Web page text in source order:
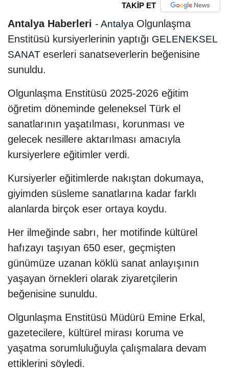
TAKİP ET
Antalya Haberleri - Antalya Olgunlaşma
Enstitüsü kursiyerlerinin yaptığı GELENEKSEL
SANAT eserleri sanatseverlerin beğenisine
sunuldu.
Olgunlaşma Enstitüsü 2025-2026 eğitim
öğretim döneminde geleneksel Türk el
sanatlarının yaşatılması, korunması ve
gelecek nesillere aktarılması amacıyla
kursiyerlere eğitimler verdi.
Kursiyerler eğitimlerde nakıştan dokumaya,
giyimden süsleme sanatlarına kadar farklı
alanlarda birçok eser ortaya koydu.
Her ilmeğinde sabrı, her motifinde kültürel
hafızayı taşıyan 650 eser, geçmişten
günümüze uzanan köklü sanat anlayışının
yaşayan örnekleri olarak ziyaretçilerin
beğenisine sunuldu.
Olgunlaşma Enstitüsü Müdürü Emine Erkal,
gazetecilere, kültürel mirası koruma ve
yaşatma sorumluluğuyla çalışmalara devam
ettiklerini söyledi.